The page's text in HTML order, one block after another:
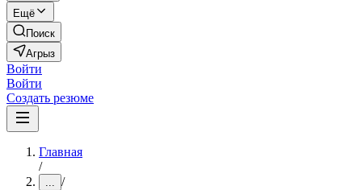
Ещё
Поиск
Агрыз
Войти
Войти
Создать резюме
Главная
/
... /